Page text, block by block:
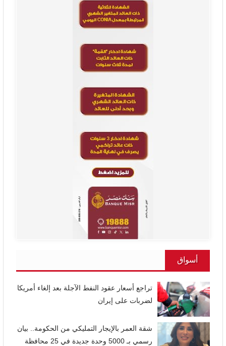
أسواق
تراجع أسعار عقود النفط الآجلة بعد إلغاء أمريكا
لضربات على إيران
شقة العمر بالإيجار التمليكي من الحكومة.. بيان
رسمي بـ 5000 وحدة جديدة في 25 محافظة